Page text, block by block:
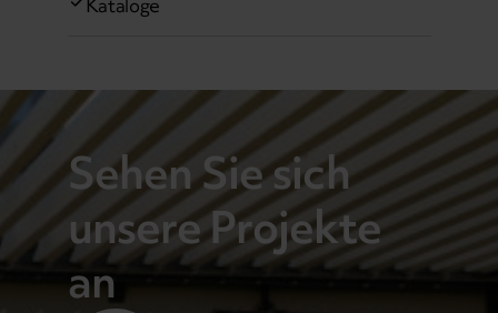
Sehen Sie sich
unsere Projekte
an